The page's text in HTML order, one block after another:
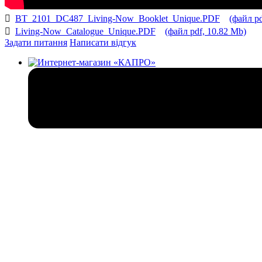
BT_2101_DC487_Living-Now_Booklet_Unique.PDF
(файл
Living-Now_Catalogue_Unique.PDF
(файл pdf, 10.82 Mb)
Задати питання Написати відгук